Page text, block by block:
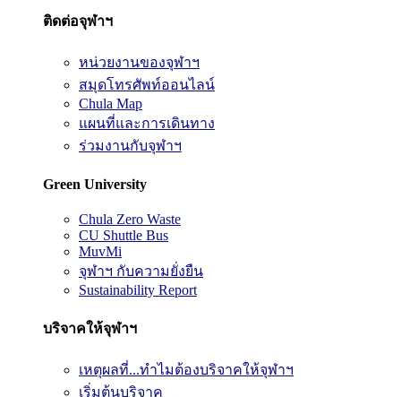
ติดต่อจุฬาฯ
หน่วยงานของจุฬาฯ
สมุดโทรศัพท์ออนไลน์
Chula Map
แผนที่และการเดินทาง
ร่วมงานกับจุฬาฯ
Green University
Chula Zero Waste
CU Shuttle Bus
MuvMi
จุฬาฯ กับความยั่งยืน
Sustainability Report
บริจาคให้จุฬาฯ
เหตุผลที่...ทำไมต้องบริจาคให้จุฬาฯ
เริ่มต้นบริจาค